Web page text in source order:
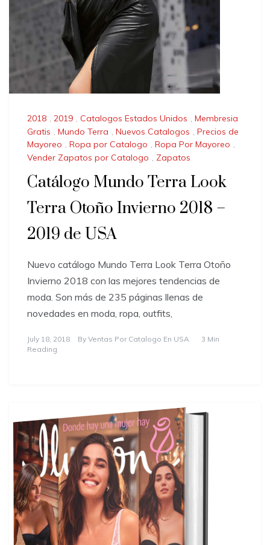
2018 , 2019 , Catalogos Estados Unidos , Membresia
Gratis , Mundo Terra , Nuevos Catalogos , Precios de
Mayoreo , Ropa por Catalogo , Ropa Por Mayoreo ,
Vender Zapatos por Catalogo , Zapatos
Catálogo Mundo Terra Look
Terra Otoño Invierno 2018 –
2019 de USA
Nuevo catálogo Mundo Terra Look Terra Otoño
Invierno 2018 con las mejores tendencias de
moda. Son más de 235 páginas llenas de
novedades en moda, ropa, outfits,
July 18, 2018 By Ventas Por Catalogo En USA
3 Min
Reading